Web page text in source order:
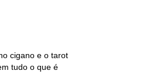
cigano e o tarot
tudo o que é